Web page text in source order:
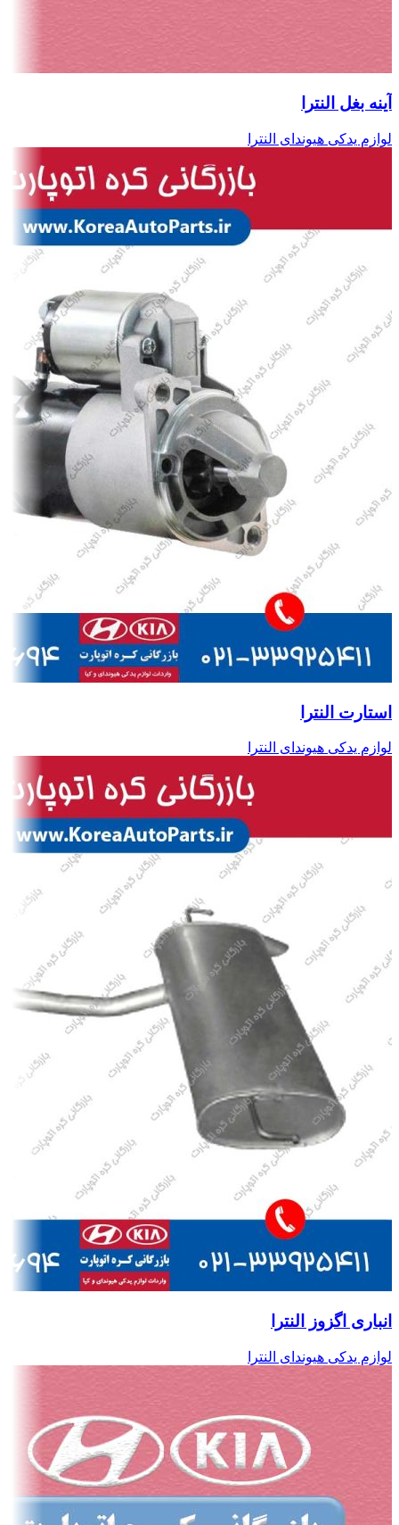
آینه بغل النترا
لوازم یدکی هیوندای النترا
استارت النترا
لوازم یدکی هیوندای النترا
انباری اگزوز النترا
لوازم یدکی هیوندای النترا